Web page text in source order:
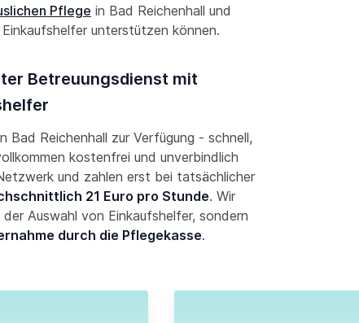
Pflege in Bad Reichenhall und
unterstützen können.
Betreuungsdienst mit
Bad Reichenhall zur Verfügung - schnell,
kostenfrei und unverbindlich
und zahlen erst bei tatsächlicher
21 Euro pro Stunde. Wir
Auswahl von Einkaufshelfer, sondern
durch die Pflegekasse.